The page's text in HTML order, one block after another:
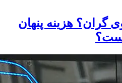
گران؟ هزینه پنهان